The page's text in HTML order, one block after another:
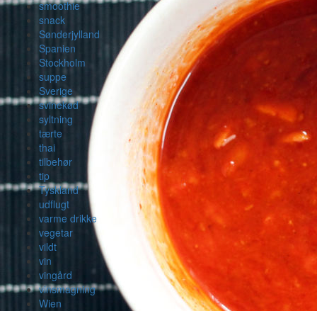
smoothie
snack
Sønderjylland
Spanien
Stockholm
suppe
Sverige
svinekød
syltning
tærte
thai
tilbehør
tip
Tyskland
udflugt
varme drikke
vegetar
vildt
vin
vingård
vinsmagning
Wien